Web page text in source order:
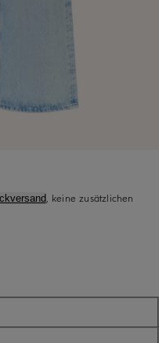
, keine zusätzlichen